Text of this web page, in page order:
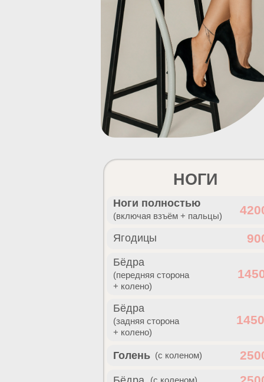
(с коленом)
(с коленом)
Голень
(задняя сторона
+ колено)
Бёдра
(передняя сторона
+ колено)
Бёдра
Ягодицы
(включая взъём + пальцы)
Ноги полностью
НОГИ